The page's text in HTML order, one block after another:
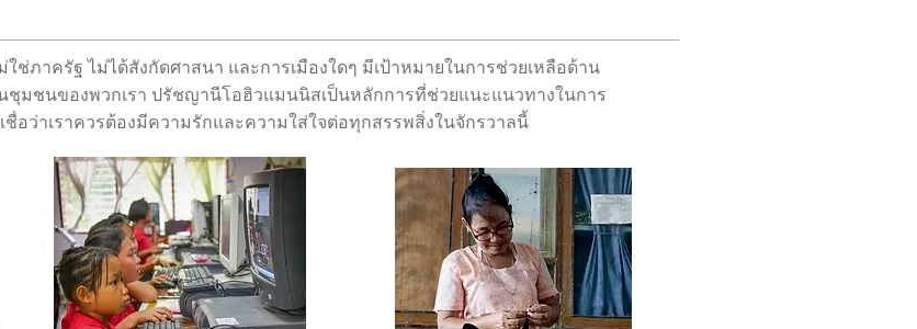
ช่ภาครัฐ ไม่ได้สังกัดศาสนา และการเมืองใดๆ มีเป้าหมายในการช่วยเหลือด้าน
มชนของพวกเรา ปรัชญานีโอฮิวแมนนิสเป็นหลักการที่ช่วยแนะแนวทางในการ
ชื่อว่าเราควรต้องมีความรักและความใส่ใจต่อทุกสรรพสิ่งในจักรวาลนี้